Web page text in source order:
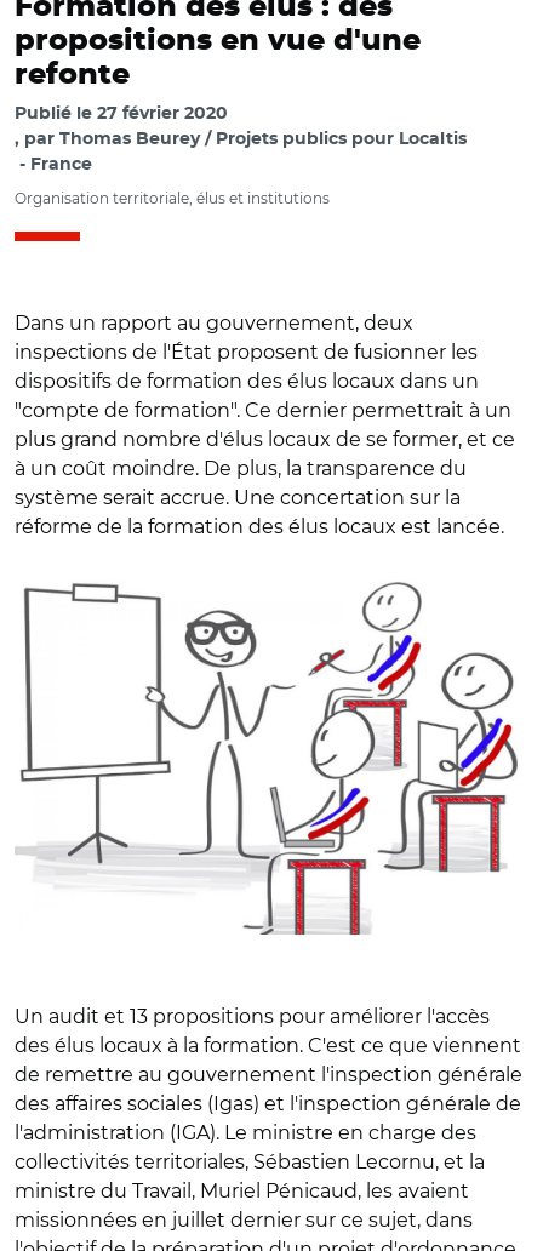
Formation des élus : des
propositions en vue d'une
refonte
Publié le 27 février 2020
par Thomas Beurey / Projets publics pour Localtis
France
Organisation territoriale, élus et institutions
Dans un rapport au gouvernement, deux
inspections de l'État proposent de fusionner les
dispositifs de formation des élus locaux dans un
"compte de formation". Ce dernier permettrait à un
plus grand nombre d'élus locaux de se former, et ce
à un coût moindre. De plus, la transparence du
système serait accrue. Une concertation sur la
réforme de la formation des élus locaux est lancée.
Un audit et 13 propositions pour améliorer l'accès
des élus locaux à la formation. C'est ce que viennent
de remettre au gouvernement l'inspection générale
des affaires sociales (Igas) et l'inspection générale de
l'administration (IGA). Le ministre en charge des
collectivités territoriales, Sébastien Lecornu, et la
ministre du Travail, Muriel Pénicaud, les avaient
missionnées en juillet dernier sur ce sujet, dans